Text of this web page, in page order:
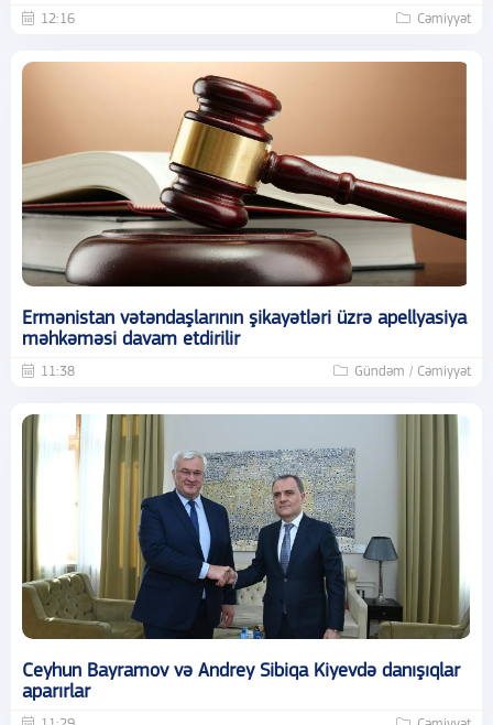
12:16 Cəmiyyət
Ermənistan vətəndaşlarının şikayətləri üzrə apellyasiya
məhkəməsi davam etdirilir
11:38 Gündəm / Cəmiyyət
Ceyhun Bayramov və Andrey Sibiqa Kiyevdə danışıqlar
aparırlar